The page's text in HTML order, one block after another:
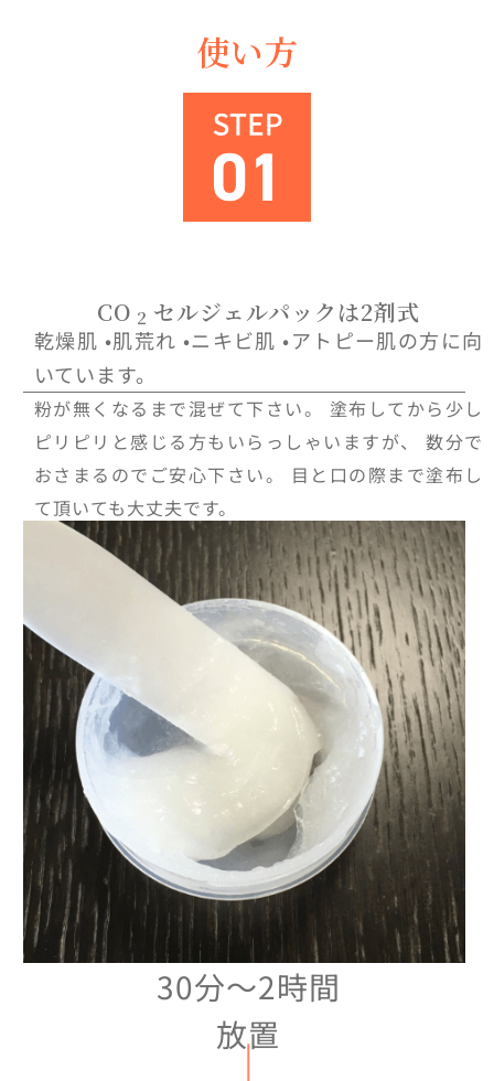
使い方
CO 2 セルジェルパックは2剤式
乾燥肌 •肌荒れ •ニキビ肌 •アトピー肌の方に向
いています。
粉が無くなるまで混ぜて下さい。 塗布してから少し
ピリピリと感じる方もいらっしゃいますが、 数分で
おさまるのでご安心下さい。 目と口の際まで塗布し
て頂いても大丈夫です。
30分〜2時間
放置